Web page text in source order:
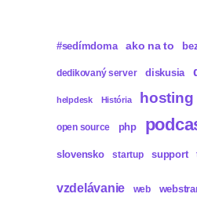
#sedímdoma ako na to
dedikovaný server diskusia
helpdesk História hosting
open source php
slovensko startup support
vzdelávanie web